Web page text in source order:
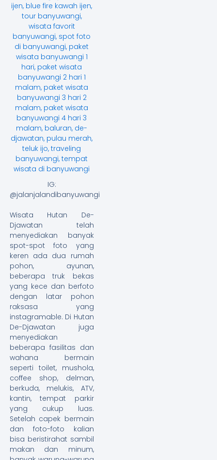
IG:
@jalanjalandibanyuwangi
Wisata Hutan De-
Djawatan telah
menyediakan banyak
spot-spot foto yang
keren ada dua rumah
pohon, ayunan,
beberapa truk bekas
yang kece dan berfoto
dengan latar pohon
raksasa yang
instagramable. Di Hutan
De-Djawatan juga
menyediakan
beberapa fasilitas dan
wahana bermain
seperti toilet, mushola,
coffee shop, delman,
berkuda, melukis, ATV,
kantin, tempat parkir
yang cukup luas.
Setelah capek bermain
dan foto-foto kalian
bisa beristirahat sambil
makan dan minum,